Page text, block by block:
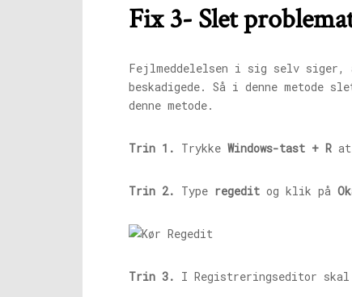
Fix 3- Slet
Fejlmeddelelsen i sig selv siger,
beskadigede. Så i denne metode
denne metode.
Trin 1. Trykke Windows-tast + R
Trin 2. Type regedit og klik på
Trin 3. I Registreringseditor